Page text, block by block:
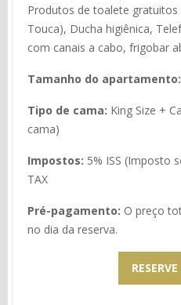
Produtos de toalete
Touca), Ducha higiênica,
com canais a cabo, frigobar
Tamanho do apartamento:
Tipo de cama: King Size +
cama)
Impostos: 5% ISS (Imposto
TAX
Pré-pagamento: O preço
no dia da reserva.